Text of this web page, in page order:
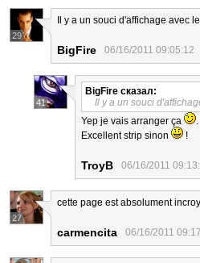
29
Il y a un souci d'affichage avec
BigFire 06/16/2011 09:05:12
41
BigFire сказал:
Il y a un souci
Yep je vais arranger ça
.
Excellent strip sinon
!
TroyB 06/16/2011
27
cette page est absolument
carmencita 06/16/2011